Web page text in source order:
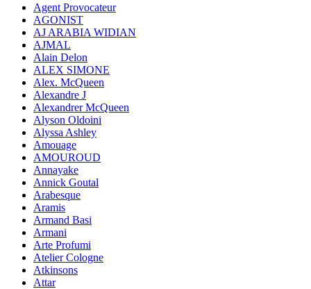
Agent Provocateur
AGONIST
AJ ARABIA WIDIAN
AJMAL
Alain Delon
ALEX SIMONE
Alex. McQueen
Alexandre J
Alexandrer McQueen
Alyson Oldoini
Alyssa Ashley
Amouage
AMOUROUD
Annayake
Annick Goutal
Arabesque
Aramis
Armand Basi
Armani
Arte Profumi
Atelier Cologne
Atkinsons
Attar